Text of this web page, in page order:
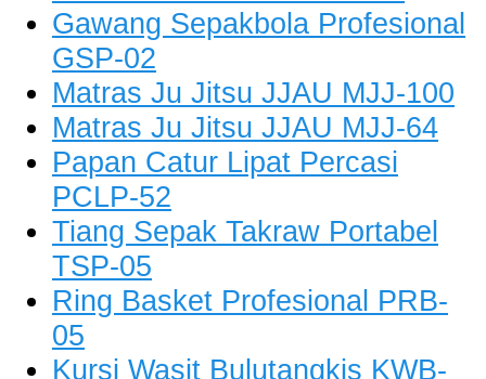
Gawang Sepakbola Profesional
GSP-02
Matras Ju Jitsu JJAU MJJ-100
Matras Ju Jitsu JJAU MJJ-64
Papan Catur Lipat Percasi
PCLP-52
Tiang Sepak Takraw Portabel
TSP-05
Ring Basket Profesional PRB-
05
Kursi Wasit Bulutangkis KWB-